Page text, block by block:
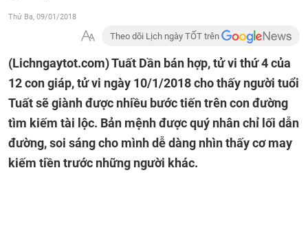
Thứ Ba, 09/01/2018
Theo dõi Lịch ngày TỐT trên
(Lichngaytot.com)Tuất Dần bán hợp, tử vi thứ 4 của
12 con giáp, tử vi ngày 10/1/2018 cho thấy người tuổi
Tuất sẽ giành được nhiều bước tiến trên con đường
tìm kiếm tài lộc. Bản mệnh được quý nhân chỉ lối dẫn
đường, soi sáng cho mình dễ dàng nhìn thấy cơ may
kiếm tiền trước những người khác.